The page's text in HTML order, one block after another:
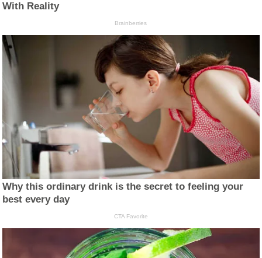
With Reality
Brainberries
Why this ordinary drink is the secret to feeling your
best every day
CTA Favorite